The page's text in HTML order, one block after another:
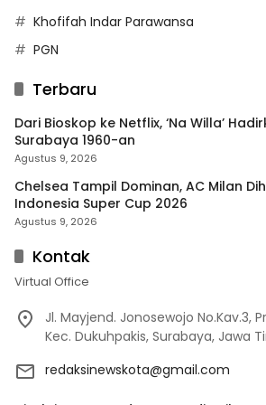
Khofifah Indar Parawansa
PGN
Terbaru
Dari Bioskop ke Netflix, ‘Na Willa’
Surabaya 1960-an
Agustus 9, 2026
Chelsea Tampil Dominan, AC Milan
Indonesia Super Cup 2026
Agustus 9, 2026
Kontak
Virtual Office
Jl. Mayjend. Jonosewojo No.Kav.3,
Kec. Dukuhpakis, Surabaya, Jawa
redaksinewskota@gmail.com